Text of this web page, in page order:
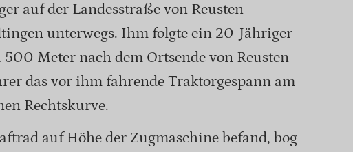
auf der Landesstraße von Reusten
unterwegs. Ihm folgte ein 20-Jähriger
Meter nach dem Ortsende von Reusten
das vor ihm fahrende Traktorgespann am
Rechtskurve.
auf Höhe der Zugmaschine befand, bog